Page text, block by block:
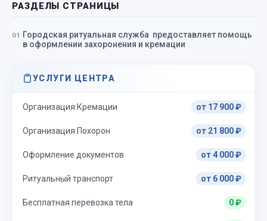
РАЗДЕЛЫ СТРАНИЦЫ
Городская ритуальная служба предоставляет помощь
в оформлении захоронения и кремации
УСЛУГИ ЦЕНТРА
Организация Кремации от 17 900 ₽
Организация Похорон от 21 800 ₽
Оформление документов от 4 000 ₽
Ритуальный транспорт от 6 000 ₽
Бесплатная перевозка тела 0 ₽